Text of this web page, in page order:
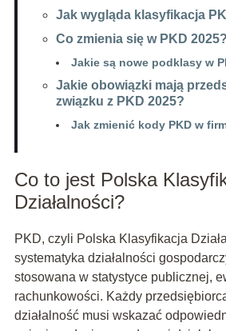
Jak wygląda klasyfikacja
Co zmienia się w PKD 2025?
Jakie są nowe podklasy w
Jakie obowiązki mają
związku z PKD 2025?
Jak zmienić kody PKD w
Co to jest Polska
Działalności?
PKD, czyli Polska Klasyfikacja
systematyka działalności
stosowana w statystyce publicznej,
rachunkowości. Każdy
działalność musi wskazać